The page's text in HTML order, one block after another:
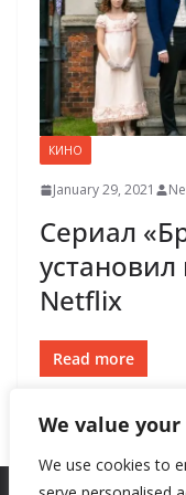
We value
We use cookies to
КИНО
January 29, 2021
Сериал
Netflix
Read more